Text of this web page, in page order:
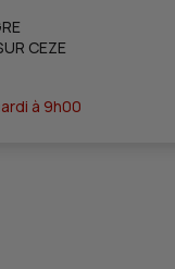
CEZE
à 9h00